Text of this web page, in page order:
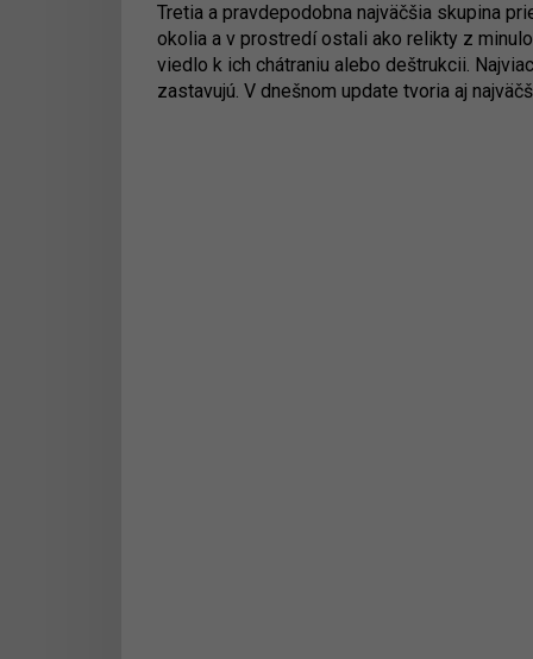
Tretia a pravdepodobna najväčšia skupina
okolia a v prostredí ostali ako relikty z
viedlo k ich chátraniu alebo deštrukcii.
zastavujú. V dnešnom update tvoria aj